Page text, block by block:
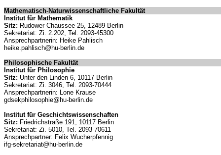
Mathematisch-Naturwissenschaftliche Fakultät
Institut für Mathematik
Sitz: Rudower Chaussee 25, 12489 Berlin
Sekretariat: Zi. 2.202, Tel. 2093-45300
Ansprechpartnerin: Heike Pahlisch
heike.pahlisch@hu-berlin.de
Philosophische Fakultät
Institut für Philosophie
Sitz: Unter den Linden 6, 10117 Berlin
Sekretariat: Zi. 3046, Tel. 2093-70444
Ansprechpartnerin: Lone Krause
gdsekphilosophie@hu-berlin.de
Institut für Geschichtswissenschaften
Sitz: Friedrichstraße 191, 10117 Berlin
Sekretariat: Zi. 5010, Tel. 2093-70611
Ansprechpartner: Felix Wucherpfennig
ifg-sekretariat@hu-berlin.de